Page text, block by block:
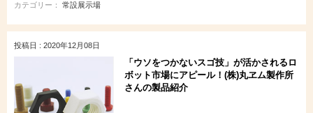
カテゴリー： 常設展示場
投稿日 : 2020年12月08日
「ウソをつかないスゴ技」が活かされるロ
ボット市場にアピール！(株)丸ヱム製作所
さんの製品紹介